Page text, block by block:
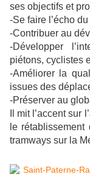
ses objectifs et
-Se faire l’écho
-Contribuer au
-Développer
piétons, cyclistes
-Améliorer la
issues des
-Préserver au
Il mit l’accent
le
tramways sur la